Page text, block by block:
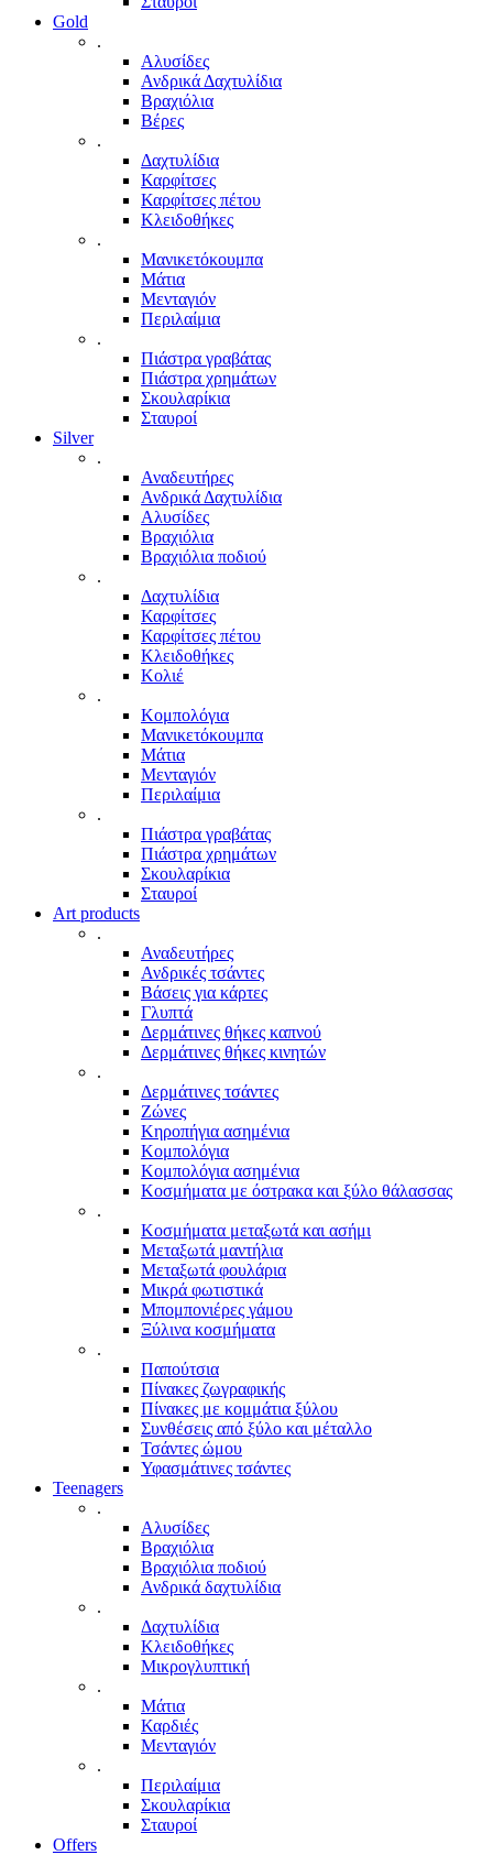
Gold
.
Αλυσίδες
Ανδρικά Δαχτυλίδια
Βραχιόλια
Βέρες
.
Δαχτυλίδια
Καρφίτσες
Καρφίτσες πέτου
Κλειδοθήκες
.
Μανικετόκουμπα
Μάτια
Μενταγιόν
Περιλαίμια
.
Πιάστρα γραβάτας
Πιάστρα χρημάτων
Σκουλαρίκια
Σταυροί
Silver
.
Αναδευτήρες
Ανδρικά Δαχτυλίδια
Αλυσίδες
Βραχιόλια
Βραχιόλια ποδιού
.
Δαχτυλίδια
Καρφίτσες
Καρφίτσες πέτου
Κλειδοθήκες
Κολιέ
.
Κομπολόγια
Μανικετόκουμπα
Μάτια
Μενταγιόν
Περιλαίμια
.
Πιάστρα γραβάτας
Πιάστρα χρημάτων
Σκουλαρίκια
Σταυροί
Art products
.
Αναδευτήρες
Ανδρικές τσάντες
Βάσεις για κάρτες
Γλυπτά
Δερμάτινες θήκες καπνού
Δερμάτινες θήκες κινητών
.
Δερμάτινες τσάντες
Ζώνες
Κηροπήγια ασημένια
Κομπολόγια
Κομπολόγια ασημένια
Κοσμήματα με όστρακα και ξύλο θάλασσας
.
Κοσμήματα μεταξωτά και ασήμι
Μεταξωτά μαντήλια
Μεταξωτά φουλάρια
Μικρά φωτιστικά
Μπομπονιέρες γάμου
Ξύλινα κοσμήματα
.
Παπούτσια
Πίνακες ζωγραφικής
Πίνακες με κομμάτια ξύλου
Συνθέσεις από ξύλο και μέταλλο
Τσάντες ώμου
Υφασμάτινες τσάντες
Teenagers
.
Αλυσίδες
Βραχιόλια
Βραχιόλια ποδιού
Ανδρικά δαχτυλίδια
.
Δαχτυλίδια
Κλειδοθήκες
Μικρογλυπτική
.
Μάτια
Καρδιές
Μενταγιόν
.
Περιλαίμια
Σκουλαρίκια
Σταυροί
Offers